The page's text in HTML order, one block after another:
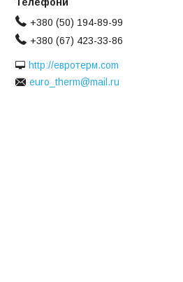
+380 (50) 194-89-99
+380 (67) 423-33-86
http://евротерм.com
euro_therm@mail.ru